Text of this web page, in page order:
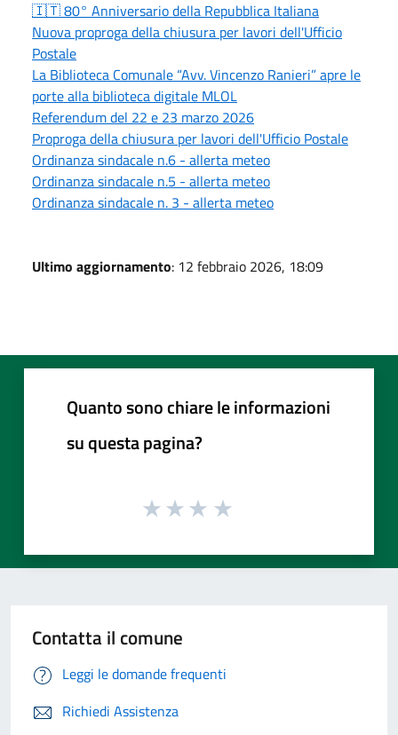
🇮🇹 80° Anniversario della Repubblica Italiana
Nuova proproga della chiusura per lavori dell'Ufficio
Postale
La Biblioteca Comunale “Avv. Vincenzo Ranieri” apre le
porte alla biblioteca digitale MLOL
Referendum del 22 e 23 marzo 2026
Proproga della chiusura per lavori dell'Ufficio Postale
Ordinanza sindacale n.6 - allerta meteo
Ordinanza sindacale n.5 - allerta meteo
Ordinanza sindacale n. 3 - allerta meteo
Ultimo aggiornamento: 12 febbraio 2026, 18:09
Quanto sono chiare le informazioni
su questa pagina?
Contatta il comune
Leggi le domande frequenti
Richiedi Assistenza